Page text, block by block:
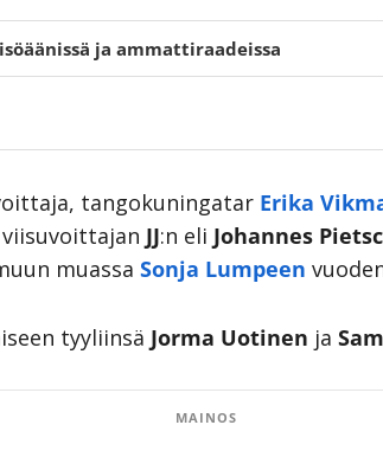
ja ammattiraadeissa
tangokuningatar Erika
JJ:n eli Johannes
muassa Sonja Lumpeen
tyyliinsä Jorma Uotinen ja
MAINOS